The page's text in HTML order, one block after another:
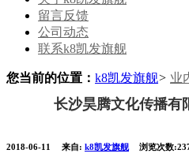
留言反馈
公司动态
联系k8凯发旗舰
您当前的位置： k8凯发旗舰> 业
长沙昊腾文化传播有
2018-06-11 来自: k8凯发旗舰 浏览次数